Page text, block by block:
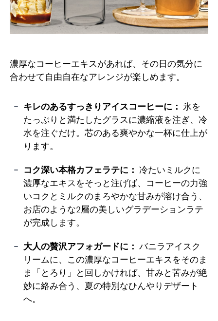
濃厚なコーヒーエキスがあれば、その日の気分に
合わせて自由自在なアレンジが楽しめます。
キレのあるすっきりアイスコーヒーに： 氷を
たっぷりと満たしたグラスに濃縮液を注ぎ、冷
水を注ぐだけ。芯のある爽やかな一杯に仕上が
ります。
コク深い本格カフェラテに： 冷たいミルクに
濃厚なエキスをそっと注げば、コーヒーの力強
いコクとミルクのまろやかな甘みが溶け合う、
お店のような2層の美しいグラデーションラテ
が完成します。
大人の贅沢アフォガードに： バニラアイスク
リームに、この濃厚なコーヒーエキスをそのま
ま「とろり」と回しかければ、甘みと苦みが絶
妙に絡み合う、夏の特別なひんやりデザート
へ。